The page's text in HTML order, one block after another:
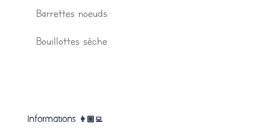
Barrettes noeuds
Bouillottes sèche
Informations 👩🏽‍💻